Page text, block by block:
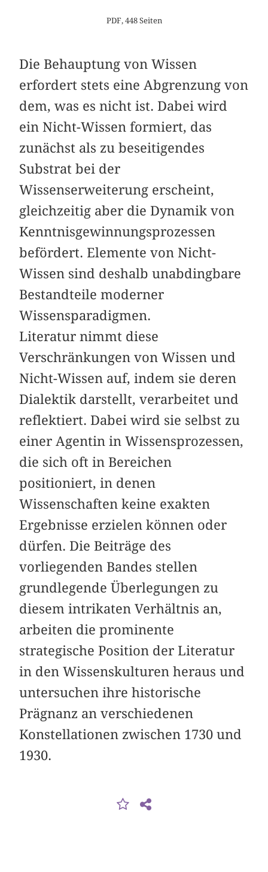
PDF, 448 Seiten
Die Behauptung von Wissen
erfordert stets eine Abgrenzung von
dem, was es nicht ist. Dabei wird
ein Nicht-Wissen formiert, das
zunächst als zu beseitigendes
Substrat bei der
Wissenserweiterung erscheint,
gleichzeitig aber die Dynamik von
Kenntnisgewinnungsprozessen
befördert. Elemente von Nicht-
Wissen sind deshalb unabdingbare
Bestandteile moderner
Wissensparadigmen.
Literatur nimmt diese
Verschränkungen von Wissen und
Nicht-Wissen auf, indem sie deren
Dialektik darstellt, verarbeitet und
reflektiert. Dabei wird sie selbst zu
einer Agentin in Wissensprozessen,
die sich oft in Bereichen
positioniert, in denen
Wissenschaften keine exakten
Ergebnisse erzielen können oder
dürfen. Die Beiträge des
vorliegenden Bandes stellen
grundlegende Überlegungen zu
diesem intrikaten Verhältnis an,
arbeiten die prominente
strategische Position der Literatur
in den Wissenskulturen heraus und
untersuchen ihre historische
Prägnanz an verschiedenen
Konstellationen zwischen 1730 und
1930.